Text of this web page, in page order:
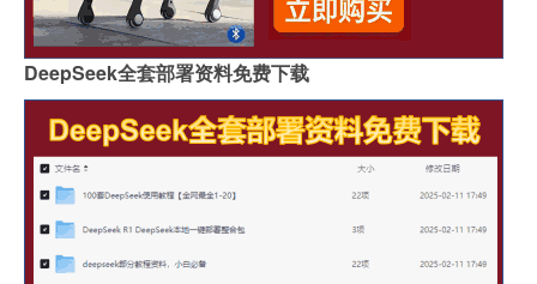
DeepSeek全套部署资料免费下载